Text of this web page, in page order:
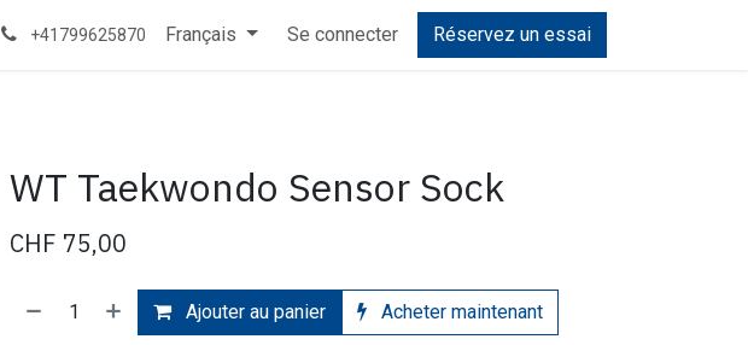
Taekwondo Selfe Defense Enfants Boutique Cours
+41799625870 Français Se connecter Réservez un essai
WT Taekwondo Sensor Sock
CHF 75,00
Ajouter au panier Acheter maintenant